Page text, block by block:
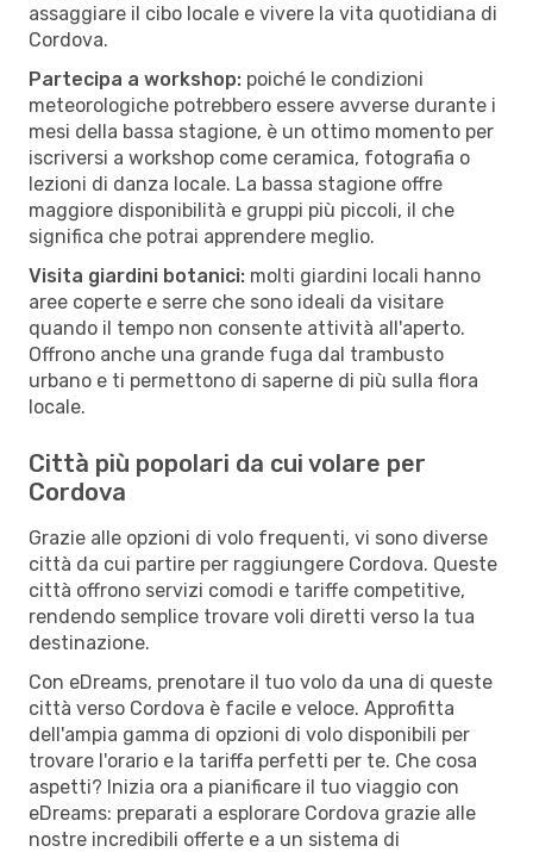
assaggiare il cibo locale e vivere la vita quotidiana di
Cordova.
Partecipa a workshop: poiché le condizioni
meteorologiche potrebbero essere avverse durante i
mesi della bassa stagione, è un ottimo momento per
iscriversi a workshop come ceramica, fotografia o
lezioni di danza locale. La bassa stagione offre
maggiore disponibilità e gruppi più piccoli, il che
significa che potrai apprendere meglio.
Visita giardini botanici: molti giardini locali hanno
aree coperte e serre che sono ideali da visitare
quando il tempo non consente attività all'aperto.
Offrono anche una grande fuga dal trambusto
urbano e ti permettono di saperne di più sulla flora
locale.
Città più popolari da cui volare per
Cordova
Grazie alle opzioni di volo frequenti, vi sono diverse
città da cui partire per raggiungere Cordova. Queste
città offrono servizi comodi e tariffe competitive,
rendendo semplice trovare voli diretti verso la tua
destinazione.
Con eDreams, prenotare il tuo volo da una di queste
città verso Cordova è facile e veloce. Approfitta
dell'ampia gamma di opzioni di volo disponibili per
trovare l'orario e la tariffa perfetti per te. Che cosa
aspetti? Inizia ora a pianificare il tuo viaggio con
eDreams: preparati a esplorare Cordova grazie alle
nostre incredibili offerte e a un sistema di